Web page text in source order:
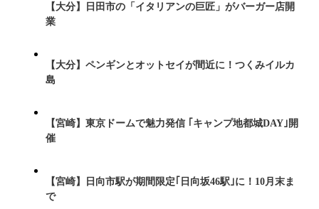
【大分】日田市の「イタリアンの巨匠」がバーガー店開
業
【大分】ペンギンとオットセイが間近に！つくみイルカ
島
【宮崎】東京ドームで魅力発信 ｢キャンプ地都城DAY｣開
催
【宮崎】日向市駅が期間限定｢日向坂46駅｣に！10月末ま
で